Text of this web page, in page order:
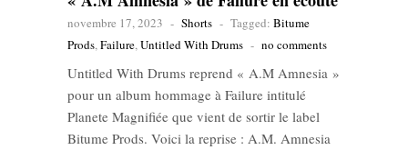
novembre 17, 2023 - Shorts - Tagged: Bitume
Prods,Failure,Untitled With Drums - no comments
Untitled With Drums reprend « A.M Amnesia »
pour un album hommage à Failure intitulé
Planete Magnifiée que vient de sortir le label
Bitume Prods. Voici la reprise : A.M. Amnesia